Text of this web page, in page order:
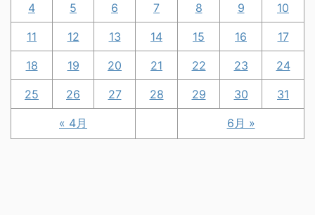
« 4月 6月 »
4 5 6 7 8 9 10
11 12 13 14 15 16 17
18 19 20 21 22 23 24
25 26 27 28 29 30 31